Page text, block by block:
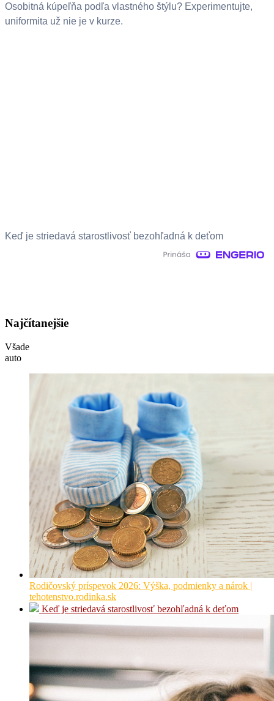
Osobitná kúpeľňa podľa vlastného štýlu? Experimentujte,
uniformita už nie je v kurze.
Keď je striedavá starostlivosť bezohľadná k deťom
Najčítanejšie
Všade
auto
Rodičovský príspevok 2026: Výška, podmienky a nárok |
tehotenstvo.rodinka.sk
Keď je striedavá starostlivosť bezohľadná k deťom